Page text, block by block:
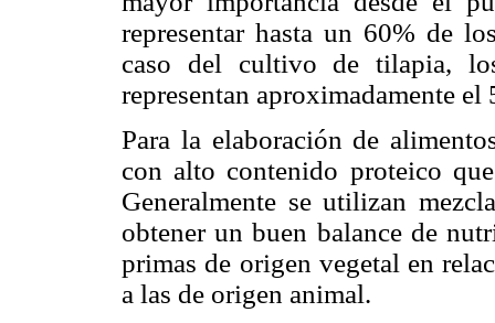
representar hasta un 60% de
caso del cultivo de tilapia,
representan aproximadamente el
Para la elaboración de
con alto contenido proteico
Generalmente se utilizan
obtener un buen balance de
primas de origen vegetal en
a las de origen animal.